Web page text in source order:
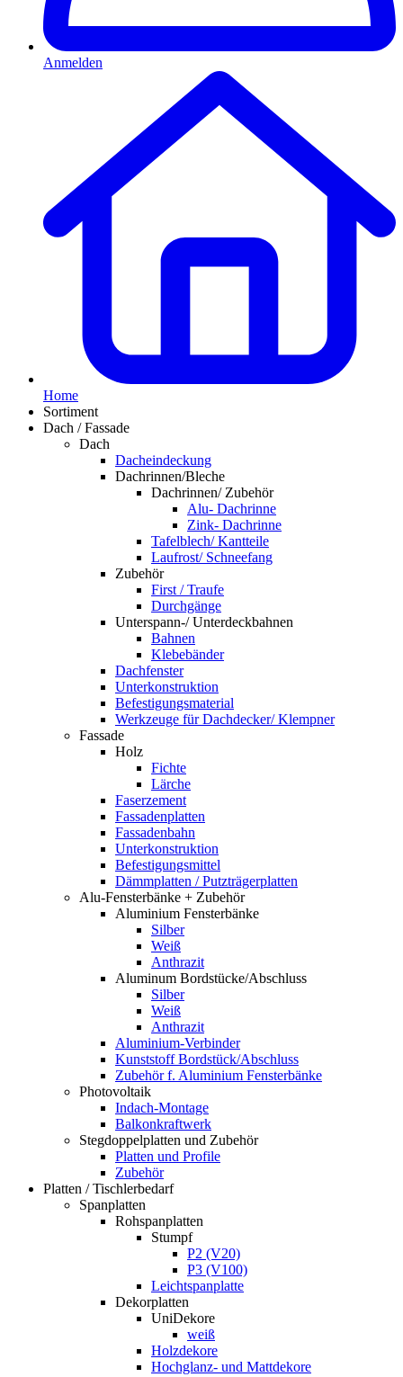
Anmelden
Home
Sortiment
Dach / Fassade
Dach
Dacheindeckung
Dachrinnen/Bleche
Dachrinnen/ Zubehör
Alu- Dachrinne
Zink- Dachrinne
Tafelblech/ Kantteile
Laufrost/ Schneefang
Zubehör
First / Traufe
Durchgänge
Unterspann-/ Unterdeckbahnen
Bahnen
Klebebänder
Dachfenster
Unterkonstruktion
Befestigungsmaterial
Werkzeuge für Dachdecker/ Klempner
Fassade
Holz
Fichte
Lärche
Faserzement
Fassadenplatten
Fassadenbahn
Unterkonstruktion
Befestigungsmittel
Dämmplatten / Putzträgerplatten
Alu-Fensterbänke + Zubehör
Aluminium Fensterbänke
Silber
Weiß
Anthrazit
Aluminum Bordstücke/Abschluss
Silber
Weiß
Anthrazit
Aluminium-Verbinder
Kunststoff Bordstück/Abschluss
Zubehör f. Aluminium Fensterbänke
Photovoltaik
Indach-Montage
Balkonkraftwerk
Stegdoppelplatten und Zubehör
Platten und Profile
Zubehör
Platten / Tischlerbedarf
Spanplatten
Rohspanplatten
Stumpf
P2 (V20)
P3 (V100)
Leichtspanplatte
Dekorplatten
UniDekore
weiß
Holzdekore
Hochglanz- und Mattdekore